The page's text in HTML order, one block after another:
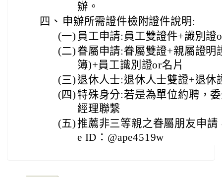
辦。
四、 申辦所需證件檢附證件說明:
(一) 員工申請:員工雙證件+識別證
(二)眷屬申請:眷屬雙證+親屬證明
簿)+員工識別證or名片
(三) 退休人士:退休人士雙證+退休
(四)特殊身分:若是為單位約聘，
經理聯繫
(五)推薦非三等親之眷屬朋友申
e ID：@ape4519w